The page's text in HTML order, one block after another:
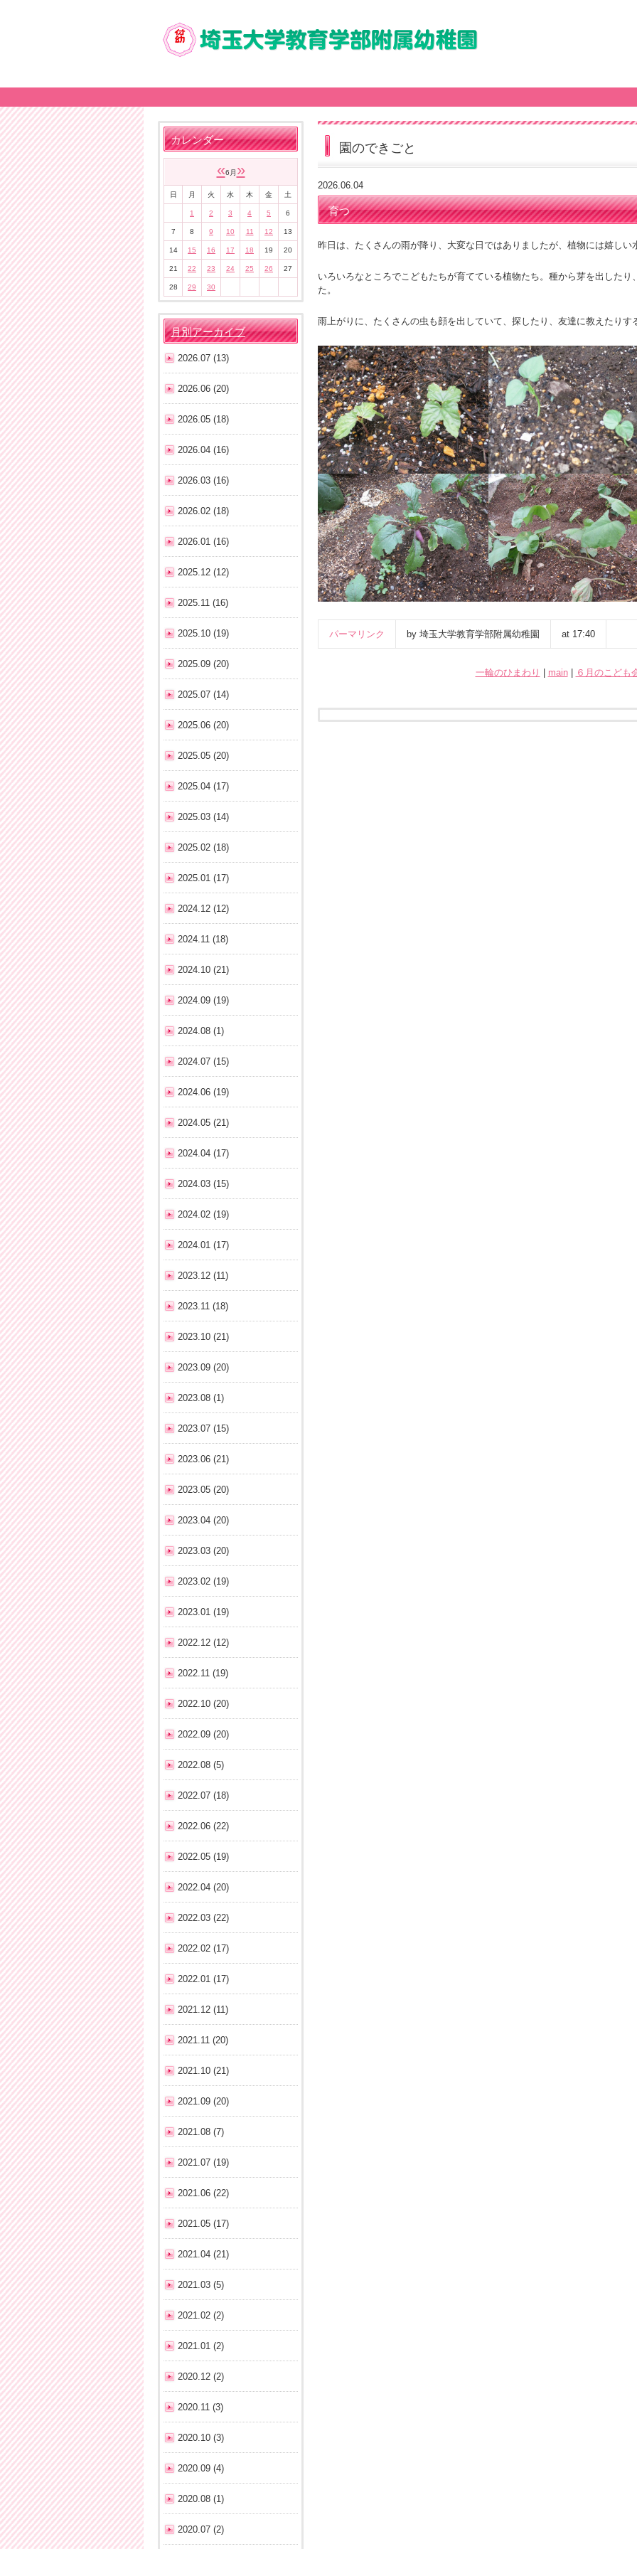
園のできごと
2026.06.04
育つ
昨日は、たくさんの雨が降り、大変な日ではありましたが、植物には嬉しい
いろいろなところでこどもたちが育てている植物たち。種から芽を出した
た。
雨上がりに、たくさんの虫も顔を出していて、探したり、友達に教えたり
パーマリンク by 埼玉大学教育学部附属幼稚園 at 17:40
一輪のひまわり main| ６月のこども
カレンダー
«6月 »
日 月 火 水 木 金 土
1 2 3 4 5 6
7 8 9 10 11 12 13
14 15 16 17 18 19 20
21 22 23 24 25 26 27
28 29 30
月別アーカイブ
2026.07 (13)
2026.06 (20)
2026.05 (18)
2026.04 (16)
2026.03 (16)
2026.02 (18)
2026.01 (16)
2025.12 (12)
2025.11 (16)
2025.10 (19)
2025.09 (20)
2025.07 (14)
2025.06 (20)
2025.05 (20)
2025.04 (17)
2025.03 (14)
2025.02 (18)
2025.01 (17)
2024.12 (12)
2024.11 (18)
2024.10 (21)
2024.09 (19)
2024.08 (1)
2024.07 (15)
2024.06 (19)
2024.05 (21)
2024.04 (17)
2024.03 (15)
2024.02 (19)
2024.01 (17)
2023.12 (11)
2023.11 (18)
2023.10 (21)
2023.09 (20)
2023.08 (1)
2023.07 (15)
2023.06 (21)
2023.05 (20)
2023.04 (20)
2023.03 (20)
2023.02 (19)
2023.01 (19)
2022.12 (12)
2022.11 (19)
2022.10 (20)
2022.09 (20)
2022.08 (5)
2022.07 (18)
2022.06 (22)
2022.05 (19)
2022.04 (20)
2022.03 (22)
2022.02 (17)
2022.01 (17)
2021.12 (11)
2021.11 (20)
2021.10 (21)
2021.09 (20)
2021.08 (7)
2021.07 (19)
2021.06 (22)
2021.05 (17)
2021.04 (21)
2021.03 (5)
2021.02 (2)
2021.01 (2)
2020.12 (2)
2020.11 (3)
2020.10 (3)
2020.09 (4)
2020.08 (1)
2020.07 (2)